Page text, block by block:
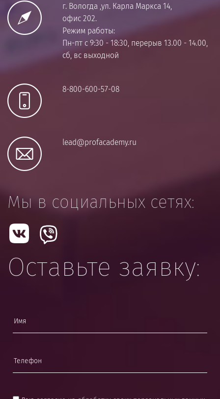
г. Вологда ,ул. Карла Маркса 14,
офис 202.
Режим работы:
Пн-пт с 9:30 - 18:30, перерыв 13.00 - 14.00,
сб, вс выходной
8-800-600-57-08
lead@profacademy.ru
Мы в социальных сетях:
Оставьте заявку: